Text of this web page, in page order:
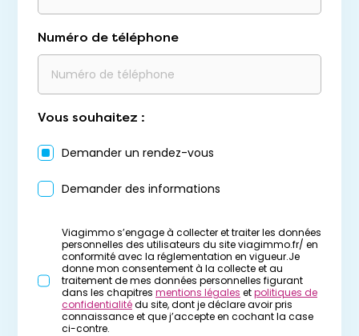
Numéro de téléphone
Vous souhaitez :
Demander un rendez-vous
Demander des informations
Viagimmo s’engage à collecter et traiter les données
personnelles des utilisateurs du site viagimmo.fr/ en
conformité avec la réglementation en vigueur.Je
donne mon consentement à la collecte et au
traitement de mes données personnelles figurant
dans les chapitres mentions légales etpolitiques de
confidentialitédu site, dont je déclare avoir pris
connaissance et que j’accepte en cochant la case
ci-contre.